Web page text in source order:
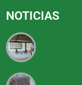
NOTICIAS